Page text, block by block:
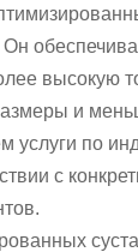
высокую
и
услуги по
с